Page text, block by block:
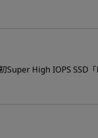
Super High IOPS